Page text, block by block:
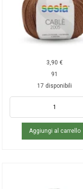
3,90€
91
17 disponibili
Aggiungi al carrello